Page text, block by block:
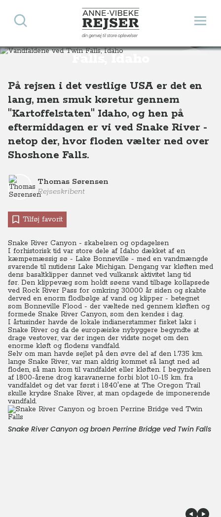
Anne-Vibeke Rejser
din genvej til store oplevelser
Åbn
Søg
Vandfaldene ved Twin
Falls, Idaho
Destinationer Nordamerika USA Vandfaldene ved Twin Falls, Idaho, USA
På rejsen i det vestlige USA er det en
lang, men smuk køretur gennem
"Kartoffelstaten" Idaho, og hen på
eftermiddagen er vi ved Snake River -
netop der, hvor floden vælter ned over
Shoshone Falls.
Thomas Sørensen
Rejseskribent
Tilføj favorit
Snake River Canyon - skabelsen og opdagelsen
I forhistorisk tid var store dele af Idaho dækket af en
kæmpemæssig sø - Lake Bonneville - med en vandmængde
svarende til nutidens Lake Michigan. Dengang var kløften med
dens basaltklipper dannet ved vulkansk aktivitet lang tid
før. Den klippevæg som holdt søens vand tilbage kollapsede
ved Rock River Pass for omkring 30.000 år siden og skabte
derved en enorm flodbølge af vand og klipper - betegnet
som Bonneville Flood - der væltede ned gennem kløften og
formede Snake River Canyon, som den kendes i dag.
I årtusinder havde de lokale indianerstammer fisket laks i
Snake River og da de europæiske nybyggere begyndte at
drage vestover, var der ingen der vidste noget om den
enorme kløft og flodens vandfald.
Selv om man havde sejlet på den øvre del af den 1.735 km.
lange Snake River, var man aldrig kommet så langt ned ad
floden, så man kom til vandfaldet eller kløften. I begyndelsen
af 1800-årene drog karavanerne forbi blot 10-15 km. fra
vandfaldet og det var først i 1840'ene at The Oregon Trail
skulle krydse Snake River, at man opdagede de imponerende
vandfald.
Snake River Canyon og broen Perrine Bridge ved Twin Falls